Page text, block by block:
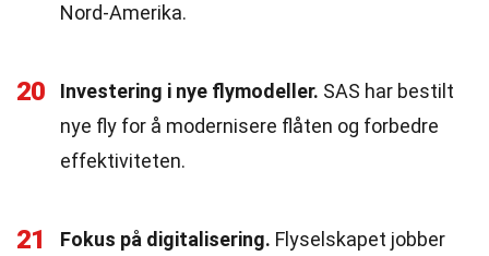
Nord-Amerika.
20 Investering i nye flymodeller. SAS har bestilt
nye fly for å modernisere flåten og forbedre
effektiviteten.
21 Fokus på digitalisering. Flyselskapet jobber